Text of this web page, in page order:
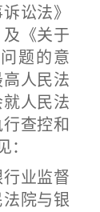
讼法》
《关于
题的意
人民法
人民法
查控和
业监督
院与银